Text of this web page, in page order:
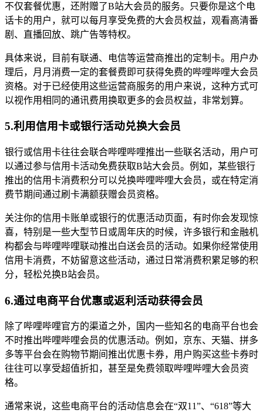
不仅套餐优惠，还附赠了B站大会员的服务。只要你是这个电
话卡的用户，就可以每月享受免费的大会员权益，观看高清番
剧、直播回放、跳广告等特权。
具体来说，目前有联通、电信等运营商推出的定制卡。用户办
理后，月月消费一定的套餐费即可获得免费的哔哩哔哩大会员
资格。对于已经使用这些运营商服务的用户来说，这种方式可
以视作用相同的通讯费用换取更多的会员权益，非常划算。
5.利用信用卡或银行活动兑换大会员
银行或信用卡往往会联合哔哩哔哩推出一些联名活动，用户可
以通过参与信用卡活动免费获取B站大会员。例如，某些银行
推出的信用卡消费积分可以兑换哔哩哔哩大会员，或在特定消
费节期间通过刷卡满额获赠会员资格。
关注你的信用卡账单或银行的优惠活动页面，有时你会发现惊
喜，特别是一些大型节日或周年庆的时候，许多银行和金融机
构都会与哔哩哔哩联动推出白送会员的活动。如果你经常使用
信用卡消费，不妨留意这些活动，通过日常消费积累足够的积
分，轻松兑换B站会员。
6.通过电商平台优惠或返利活动获得会员
除了哔哩哔哩官方的渠道之外，国内一些知名的电商平台也会
不时推出哔哩哔哩会员的优惠活动。例如，京东、天猫、拼多
多等平台会在购物节期间推出优惠卡券，用户购买这些卡券时
往往可以享受超值折扣，甚至是免费领取哔哩哔哩大会员资
格。
通常来说，这些电商平台的活动信息会在“双11”、“618”等大